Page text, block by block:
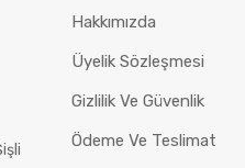
Hakkımızda
Üyelik Sözleşmesi
Gizlilik Ve Güvenlik
Ödeme Ve Teslimat